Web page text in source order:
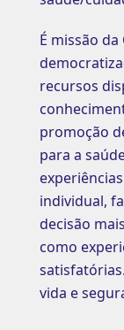
É missão
recursos
promoção
para a
individual,
decisão
como
vida e